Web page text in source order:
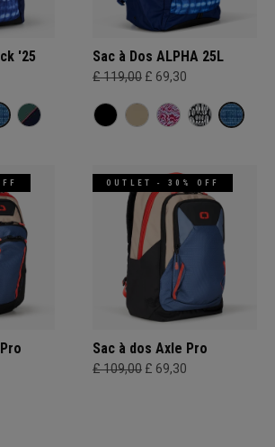
'25 Sac à Dos ALPHA 25L
£ 119,00 £ 69,30
OUTLET - 30% OFF
Sac à dos Axle Pro
£ 109,00 £ 69,30